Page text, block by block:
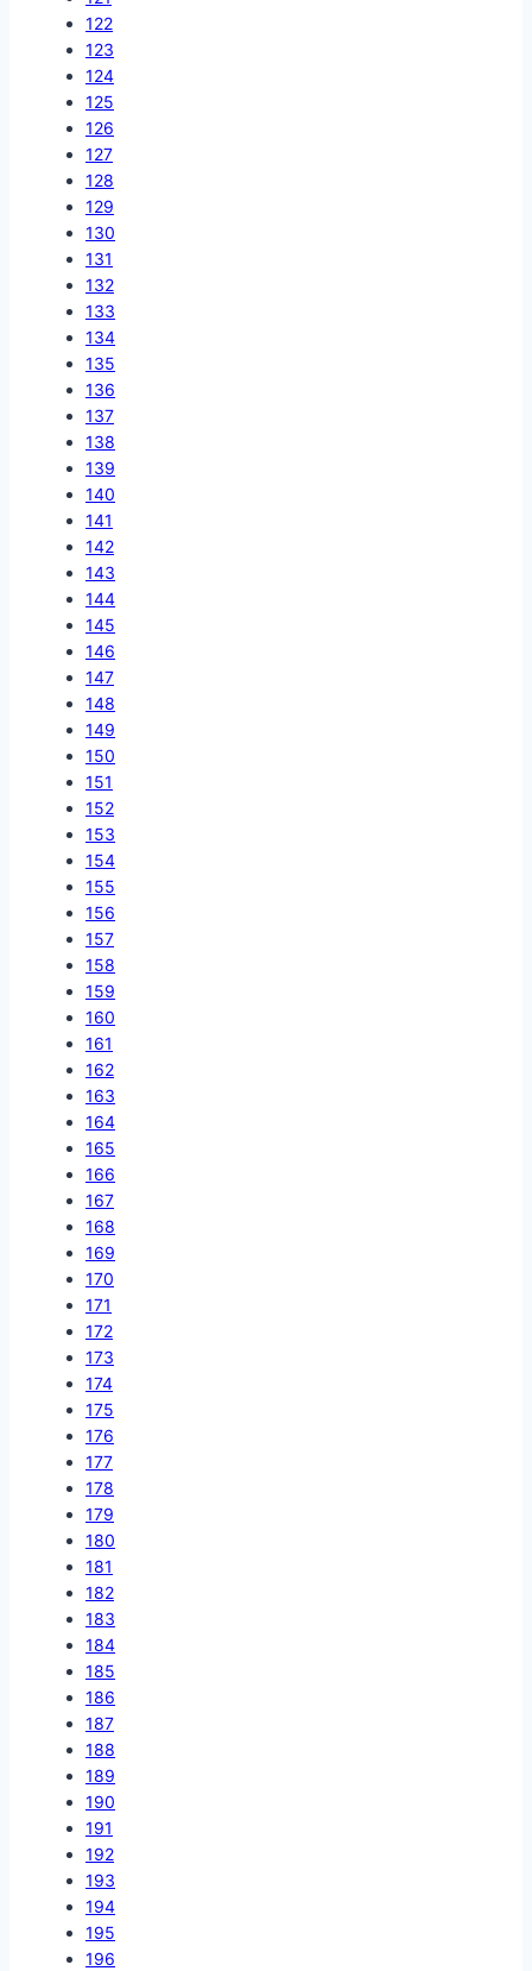
122
123
124
125
126
127
128
129
130
131
132
133
134
135
136
137
138
139
140
141
142
143
144
145
146
147
148
149
150
151
152
153
154
155
156
157
158
159
160
161
162
163
164
165
166
167
168
169
170
171
172
173
174
175
176
177
178
179
180
181
182
183
184
185
186
187
188
189
190
191
192
193
194
195
196